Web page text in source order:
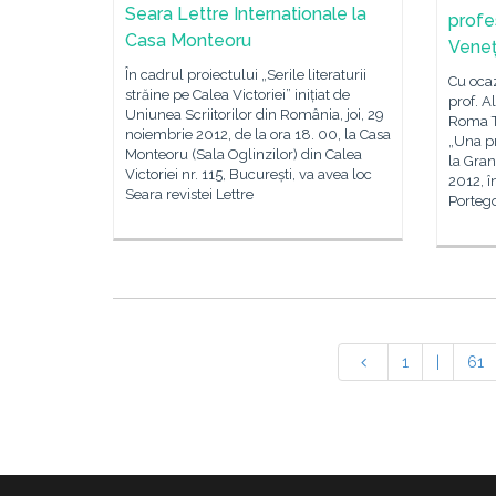
Cu
prof.
Roma
„Una
la
2012,
Seara Lettre Internationale la
Casa Monteoru
În cadrul proiectului „Serile literaturii
străine pe Calea Victoriei” inițiat de
Uniunea Scriitorilor din România, joi, 29
noiembrie 2012, de la ora 18. 00, la Casa
Monteoru (Sala Oglinzilor) din Calea
Victoriei nr. 115, București, va avea loc
Seara revistei Lettre
1 61